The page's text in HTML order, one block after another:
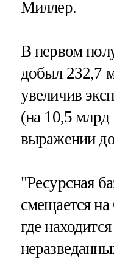
Миллер.
В первом
добыл 232,7
увеличив
(на 10,5
выражении
"Ресурсная
смещается
где